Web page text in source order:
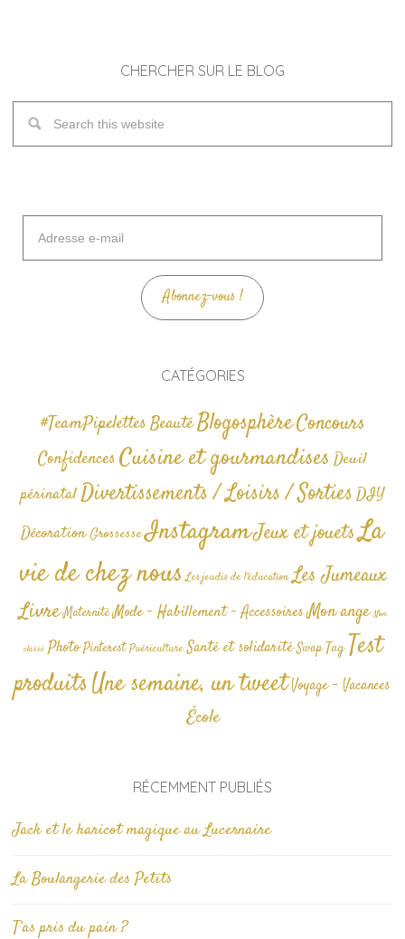
CHERCHER SUR LE BLOG
mail
Abonnez-vous !
CATÉGORIES
#TeamPipelettesBeautéBlogosphèreConcours
Confidences Cuisine et gourmandises Deuil
périnatalDivertissements / Loisirs / SortiesDIY
Décoration GrossesseInstagramJeux et jouetsLa
vie de chez nous Les jeudis de l'éducation Les Jumeaux
Livre Maternité Mode - Habillement - AccessoiresMon ange Non
classé Photo Pinterest Puériculture Santé et solidarité Swap TagTest
produitsUne semaine, un tweetVoyage - Vacances
École
RÉCEMMENT PUBLIÉS
Jack et le haricot magique au Lucernaire
La Boulangerie des Petits
T’as pris du pain ?